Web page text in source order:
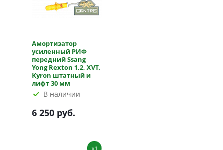
Амортизатор
усиленный РИФ
передний Ssang
Yong Rexton 1,2, XVT,
Kyron штатный и
лифт 30 мм
В наличии
6 250 руб.
x1